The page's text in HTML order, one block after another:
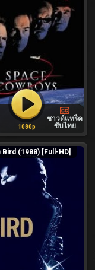
ซาวด์แทร็ค
ซับไทย
1080p
(1988) [Full-HD]